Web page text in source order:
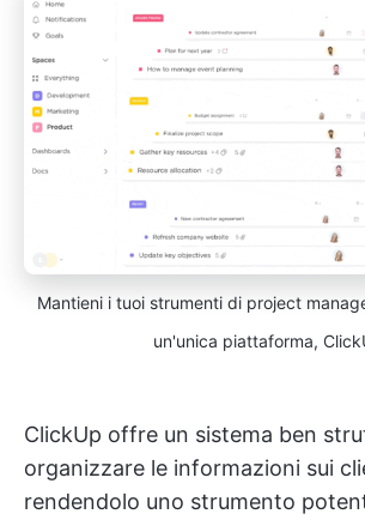
Mantieni i tuoi strumenti di project
un'unica piattaforma,
ClickUp offre un sistema ben
organizzare le informazioni sui
rendendolo uno strumento